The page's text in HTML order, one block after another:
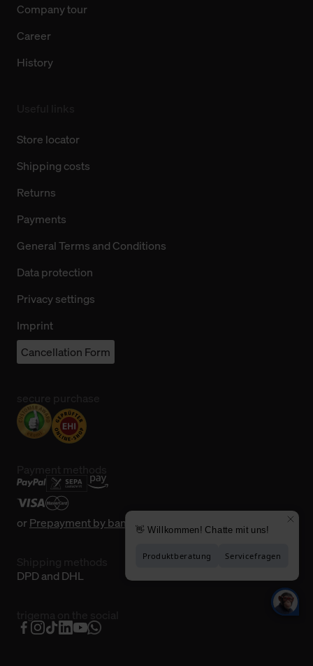
Company tour
Career
History
Store locator
Shipping costs
Returns
Payments
General Terms and Conditions
Data protection
Privacy settings
Imprint
Cancellation Form
orPrepayment by bank transfer
DPD and DHL